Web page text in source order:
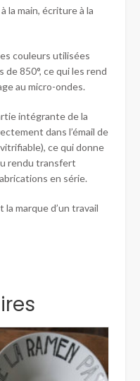
la main, écriture à la
couleurs utilisées
850°, ce qui les rend
au micro-ondes.
intégrante de la
dans l’émail de
ce qui donne
rendu transfert
en série.
marque d’un travail